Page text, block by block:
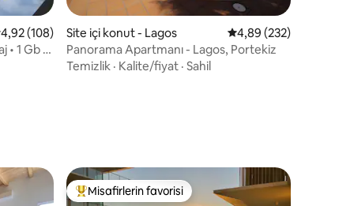
ortalama 4,92 puan, 108 değerlendirme
4,92 (108)
• 1 Gb •
Site içi konut - Lagos 5 üzerinden ortalama
4,89 (232)
Panorama Apartmanı - Lagos, Portekiz
Temizlik · Kalite/fiyat · Sahil
Misafirlerin favorilerinden en beğenilenler arasında
Misafirlerin favorisi